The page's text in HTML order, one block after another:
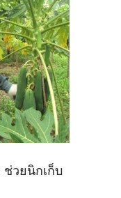
นิกเก็บ